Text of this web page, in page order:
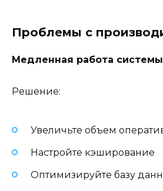
Проблемы с
Медленная работа системы
Решение:
Увеличьте объем
Настройте кэширование
Оптимизируйте базу